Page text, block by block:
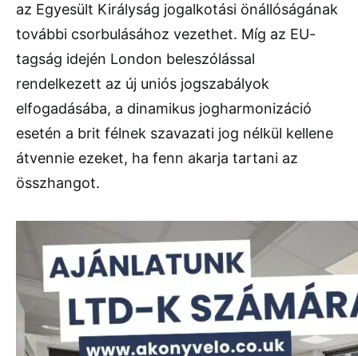
az Egyesült Királyság jogalkotási önállóságának
további csorbulásához vezethet. Míg az EU-
tagság idején London beleszólással
rendelkezett az új uniós jogszabályok
elfogadásába, a dinamikus jogharmonizáció
esetén a brit félnek szavazati jog nélkül kellene
átvennie ezeket, ha fenn akarja tartani az
összhangot.